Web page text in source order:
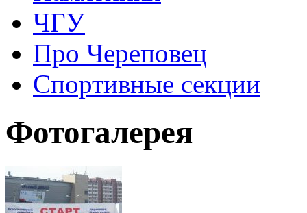
ЧГУ
Про Череповец
Спортивные секции
Фотогалерея